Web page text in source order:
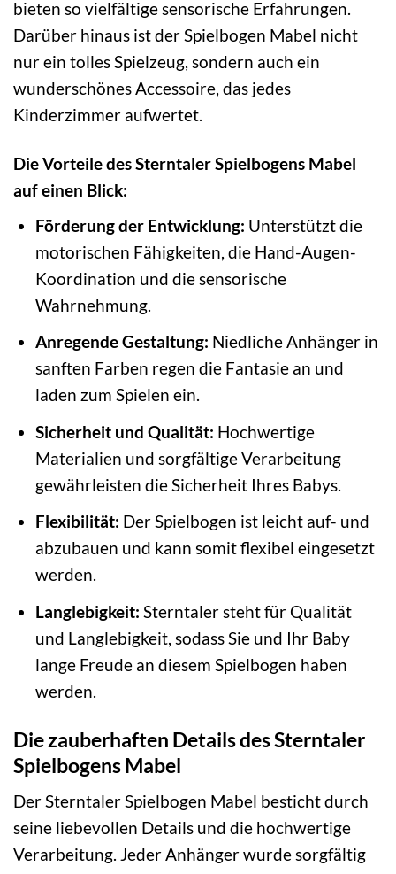
bieten so vielfältige sensorische Erfahrungen.
Darüber hinaus ist der Spielbogen Mabel nicht
nur ein tolles Spielzeug, sondern auch ein
wunderschönes Accessoire, das jedes
Kinderzimmer aufwertet.
Die Vorteile des Sterntaler Spielbogens Mabel
auf einen Blick:
Förderung der Entwicklung: Unterstützt die
motorischen Fähigkeiten, die Hand-Augen-
Koordination und die sensorische
Wahrnehmung.
Anregende Gestaltung: Niedliche Anhänger in
sanften Farben regen die Fantasie an und
laden zum Spielen ein.
Sicherheit und Qualität: Hochwertige
Materialien und sorgfältige Verarbeitung
gewährleisten die Sicherheit Ihres Babys.
Flexibilität: Der Spielbogen ist leicht auf- und
abzubauen und kann somit flexibel eingesetzt
werden.
Langlebigkeit: Sterntaler steht für Qualität
und Langlebigkeit, sodass Sie und Ihr Baby
lange Freude an diesem Spielbogen haben
werden.
Die zauberhaften Details des Sterntaler
Spielbogens Mabel
Der Sterntaler Spielbogen Mabel besticht durch
seine liebevollen Details und die hochwertige
Verarbeitung. Jeder Anhänger wurde sorgfältig